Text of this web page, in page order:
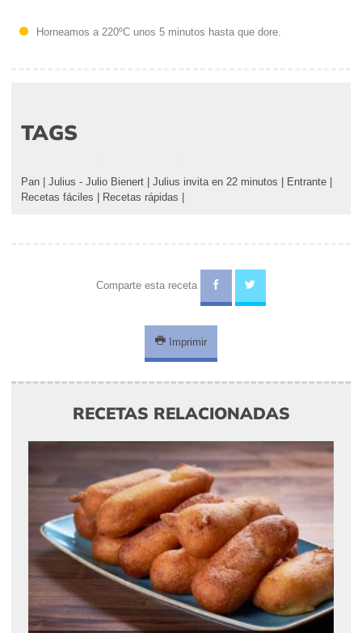
Horneamos a 220ºC unos 5 minutos hasta que dore.
TAGS
Pan Julius - Julio Bienert Julius invita en 22 minutos Entrante
Recetas fáciles
Recetas rápidas
Comparte esta receta
Imprimir
RECETAS RELACIONADAS